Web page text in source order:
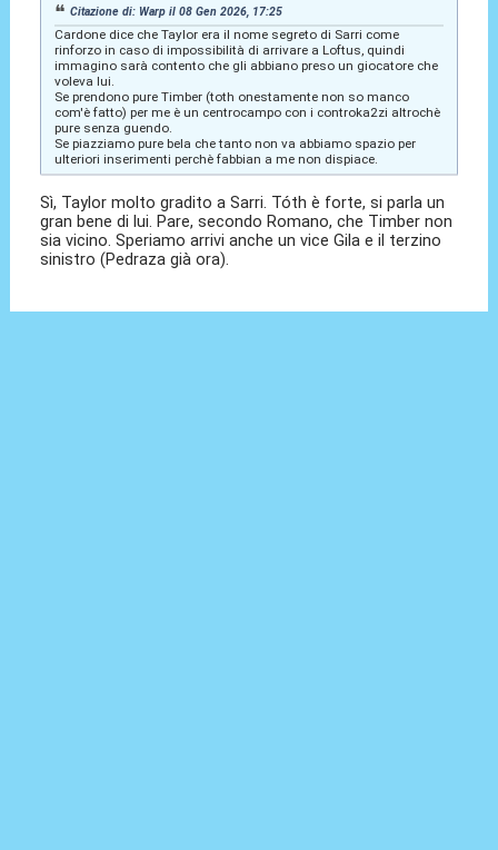
Citazione di: Warp il 08 Gen 2026, 17:25
Cardone dice che Taylor era il nome segreto di Sarri come
rinforzo in caso di impossibilità di arrivare a Loftus, quindi
immagino sarà contento che gli abbiano preso un giocatore che
voleva lui.
Se prendono pure Timber (toth onestamente non so manco
com'è fatto) per me è un centrocampo con i controka2zi altrochè
pure senza guendo.
Se piazziamo pure bela che tanto non va abbiamo spazio per
ulteriori inserimenti perchè fabbian a me non dispiace.
Sì, Taylor molto gradito a Sarri. Tóth è forte, si parla un
gran bene di lui. Pare, secondo Romano, che Timber non
sia vicino. Speriamo arrivi anche un vice Gila e il terzino
sinistro (Pedraza già ora).